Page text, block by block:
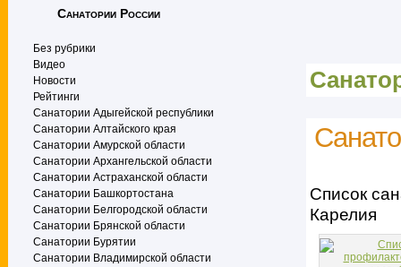
Санатории России
Без рубрики
Видео
Новости
Рейтинги
Санатории Адыгейской республики
Санатории Алтайского края
Санатории Амурской области
Санатории Архангельской области
Санатории Астраханской области
Санатории Башкортостана
Санатории Белгородской области
Санатории Брянской области
Санатории Бурятии
Санатории Владимирской области
Список
Карелия